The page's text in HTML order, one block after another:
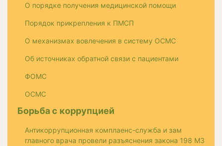
О порядке получения медицинской помощи
Порядок прикрепления к ПМСП
О механизмах вовлечения в систему ОСМС
Об источниках обратной связи с пациентами
ФОМС
ОСМС
Борьба с коррупцией
Антикоррупционная комплаенс-служба и зам
главного врача провели разъяснения закона 198 МЗ